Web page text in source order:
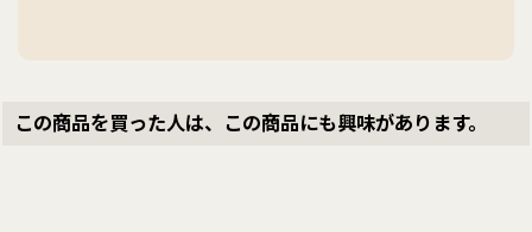
この商品を買った人は、この商品にも興味があります。